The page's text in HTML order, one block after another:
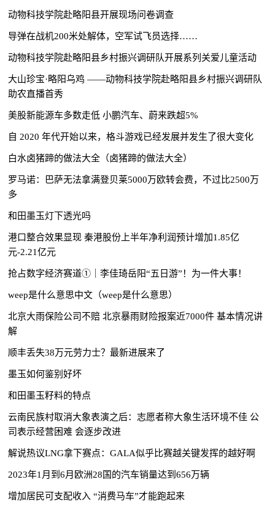
动物科技学院赴略阳县开展现场问卷调查
导弹在战机200米处解体，空军试飞员选择……
动物科技学院赴略阳县乡村振兴调研队开展系列关爱儿童活动
大山珍宝·略阳乌鸡 ——动物科技学院赴略阳县乡村振兴调研队
助农直播首秀
美股新能源车多数走低 小鹏汽车、蔚来跌超5%
自 2020 年代开始以来，格斗游戏已经发展并发生了很大变化
白水卤猪蹄的做法大全（卤猪蹄的做法大全）
罗马诺：巴萨无法拿满登贝莱5000万欧转会费，不过比2500万
多
和田墨玉灯下透光吗
港口整合效果显现 秦港股份上半年净利润预计增加1.85亿
元-2.21亿元
抢占数字经济赛道①｜李佳琦岳阳“五日游”！为一件大事！
weep是什么意思中文（weep是什么意思）
北京大雨保险公司不赔 北京暴雨财险报案近7000件 基本情况讲
解
顺丰丢失38万元劳力士？最新进展来了
墨玉如何鉴别好坏
和田墨玉籽料的特点
云南民族村取消大象表演之后：志愿者称大象生活环境不佳 公
司表示经营困难 会逐步改进
解说热议LNG拿下赛点：GALA似乎比赛越关键发挥的越好啊
2023年1月到6月欧洲28国的汽车销量达到656万辆
增加居民可支配收入 “消费马车”才能跑起来